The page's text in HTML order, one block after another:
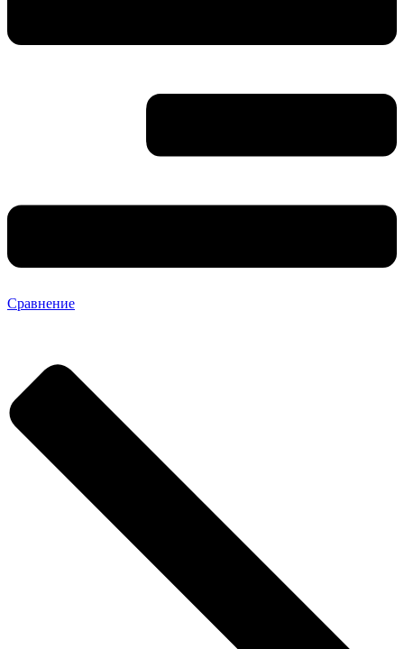
Сравнение